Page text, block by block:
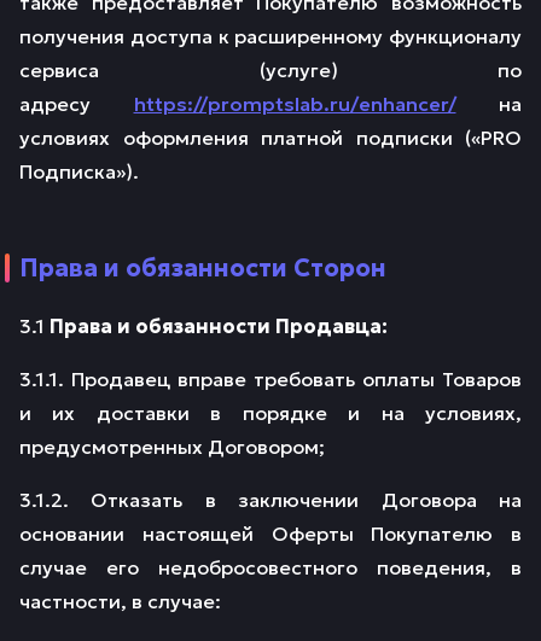
получения доступа к расширенному функционалу
сервиса (услуге) по
адресу https://promptslab.ru/enhancer/на
условиях оформления платной подписки («PRO
Подписка»).
Права и обязанности Сторон
3.1 Права и обязанности Продавца:
3.1.1. Продавец вправе требовать оплаты Товаров
и их доставки в порядке и на условиях,
предусмотренных Договором;
3.1.2. Отказать в заключении Договора на
основании настоящей Оферты Покупателю в
случае его недобросовестного поведения, в
частности, в случае: